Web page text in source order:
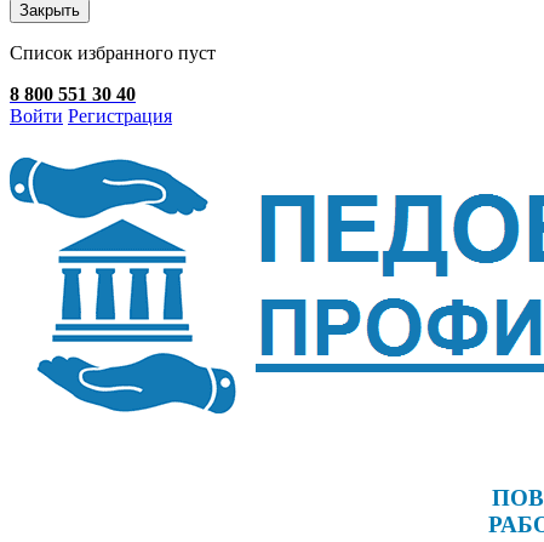
Закрыть
Список избранного пуст
8 800 551 30 40
Войти Регистрация